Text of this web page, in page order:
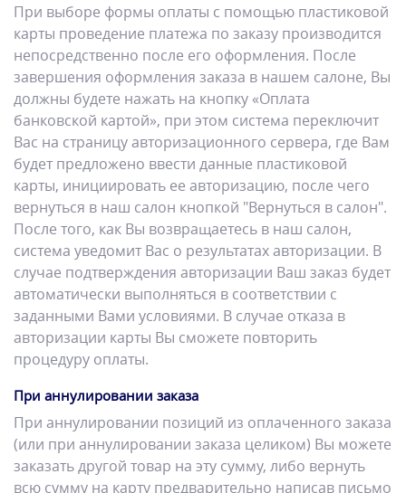
При выборе формы оплаты с помощью пластиковой
карты проведение платежа по заказу производится
непосредственно после его оформления. После
завершения оформления заказа в нашем салоне, Вы
должны будете нажать на кнопку «Оплата
банковской картой», при этом система переключит
Вас на страницу авторизационного сервера, где Вам
будет предложено ввести данные пластиковой
карты, инициировать ее авторизацию, после чего
вернуться в наш салон кнопкой "Вернуться в салон".
После того, как Вы возвращаетесь в наш салон,
система уведомит Вас о результатах авторизации. В
случае подтверждения авторизации Ваш заказ будет
автоматически выполняться в соответствии с
заданными Вами условиями. В случае отказа в
авторизации карты Вы сможете повторить
процедуру оплаты.
При аннулировании заказа
При аннулировании позиций из оплаченного заказа
(или при аннулировании заказа целиком) Вы можете
заказать другой товар на эту сумму, либо вернуть
всю сумму на карту предварительно написав письмо